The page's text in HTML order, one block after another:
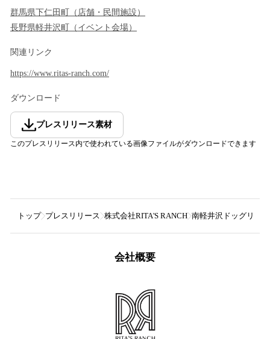
群馬県下仁田町 （ 店舗・民間施設 ）
長野県軽井沢町 （ イベント会場）
関連リンク
https://www.ritas-ranch.com/
ダウンロード
プレスリリース素材
このプレスリリース内で使われている画像ファイルがダウンロードできます
トップ プレスリリース 株式会社RITA'S RANCH 南軽井沢ドッグリゾ
会社概要